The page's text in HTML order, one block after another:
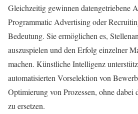
Gleichzeitig gewinnen datengetriebene
Programmatic Advertising oder
Bedeutung. Sie ermöglichen es,
auszuspielen und den Erfolg einzelner
machen. Künstliche Intelligenz
automatisierten Vorselektion von
Optimierung von Prozessen, ohne dabei
zu ersetzen.